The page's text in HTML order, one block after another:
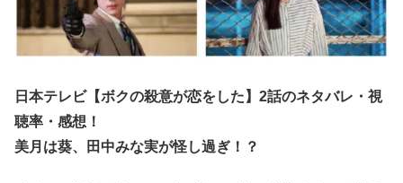
日本テレビ【ボクの殺意が恋をした】2話のネタバレ・視
聴率・感想！
美月は葵、田中みな実が怪し過ぎ！？